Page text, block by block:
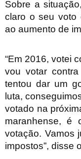
Sobre a
claro o seu voto
ao aumento de
“Em 2016, votei
vou votar
tentou dar um
luta,
votado na
maranhense, é
votação. Vamos
impostos”, disse